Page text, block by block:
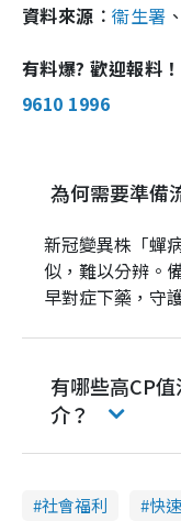
資料來源︰衞生署 、
有料爆? 歡迎報料
9610 1996
為何需要準備
新冠變異株「蟬
似，難以分辨。
早對症下藥，守
有哪些高CP
介？
社會福利 快